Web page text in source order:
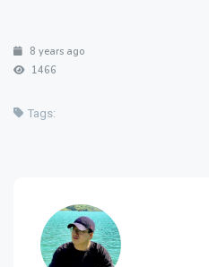
8 years ago
1466
Tags: